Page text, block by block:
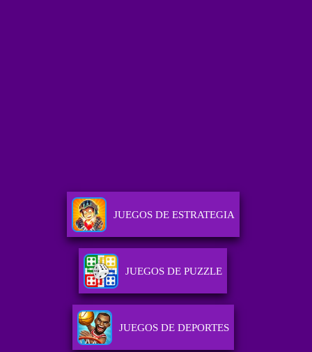
JUEGOS DE ESTRATEGIA
JUEGOS DE PUZZLE
JUEGOS DE DEPORTES